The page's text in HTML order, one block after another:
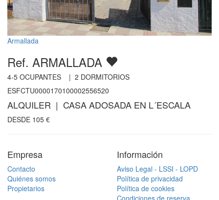
Armallada
Ref. ARMALLADA
4-5 OCUPANTES | 2 DORMITORIOS
ESFCTU0000170100002556520
ALQUILER | CASA ADOSADA EN L´ESCALA
DESDE 105 €
Empresa
Contacto
Quiénes somos
Propietarios
Información
Aviso Legal - LSSI - LOPD
Política de privacidad
Política de cookies